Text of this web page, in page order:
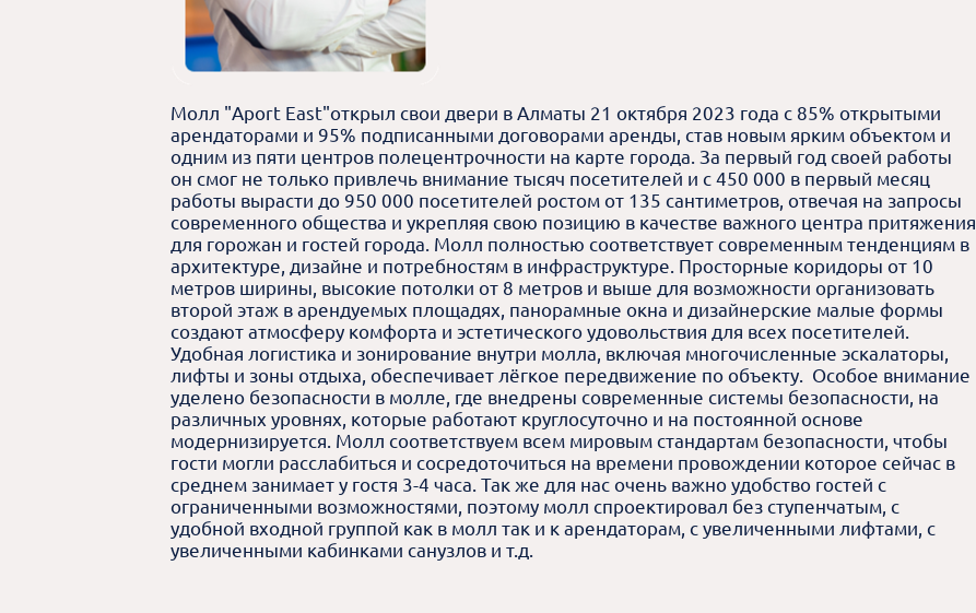
Молл "Aport East"открыл свои двери в Алматы 21 октября 2023 года с 85% открытыми
арендаторами и 95% подписанными договорами аренды, став новым ярким объектом и
одним из пяти центров полецентрочности на карте города. За первый год своей работы
он смог не только привлечь внимание тысяч посетителей и с 450 000 в первый месяц
работы вырасти до 950 000 посетителей ростом от 135 сантиметров, отвечая на запросы
современного общества и укрепляя свою позицию в качестве важного центра притяжения
для горожан и гостей города. Молл полностью соответствует современным тенденциям в
архитектуре, дизайне и потребностям в инфраструктуре. Просторные коридоры от 10
метров ширины, высокие потолки от 8 метров и выше для возможности организовать
второй этаж в арендуемых площадях, панорамные окна и дизайнерские малые формы
создают атмосферу комфорта и эстетического удовольствия для всех посетителей.
Удобная логистика и зонирование внутри молла, включая многочисленные эскалаторы,
лифты и зоны отдыха, обеспечивает лёгкое передвижение по объекту. Особое внимание
уделено безопасности в молле, где внедрены современные системы безопасности, на
различных уровнях, которые работают круглосуточно и на постоянной основе
модернизируется. Молл соответствуем всем мировым стандартам безопасности, чтобы
гости могли расслабиться и сосредоточиться на времени провождении которое сейчас в
среднем занимает у гостя 3-4 часа. Так же для нас очень важно удобство гостей с
ограниченными возможностями, поэтому молл спроектировал без ступенчатым, с
удобной входной группой как в молл так и к арендаторам, с увеличенными лифтами, с
увеличенными кабинками санузлов и т.д.